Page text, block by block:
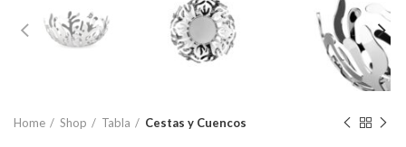
Home Shop Tabla Cestas y Cuencos